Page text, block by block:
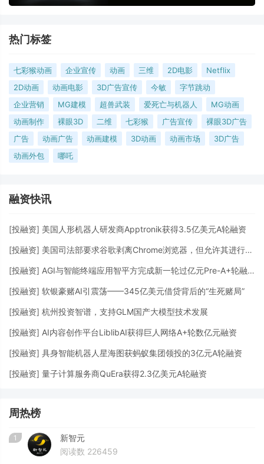
热门标签
七彩猴动画 企业宣传 动画 三维 2D电影
Netflix
2D动画
动画电影 3D广告宣传 今敏
字节跳动
企业营销
MG建模 超兽武装 爱死亡与机器人
MG动画
动画制作
裸眼3D 二维 七彩猴 广告宣传
裸眼3D广告
广告
动画广告 动画建模 3D动画 动画市场
3D广告
动画外包
哪吒
融资快讯
[投融资] 美国人形机器人研发商Apptronik获得3.5亿美元A轮融资
[投融资] 美国司法部要求谷歌剥离Chrome浏览器，但允许其进行AI投资
[投融资] AGI与智能终端应用智平方完成新一轮过亿元Pre-A+轮融资
[投融资] 软银豪赌AI引震荡——345亿美元借贷背后的“生死赌局”
[投融资] 杭州投资智谱，支持GLM国产大模型技术发展
[投融资] AI内容创作平台LiblibAI获得巨人网络A+轮数亿元融资
[投融资] 具身智能机器人星海图获蚂蚁集团领投的3亿元A轮融资
[投融资] 量子计算服务商QuEra获得2.3亿美元A轮融资
周热榜
1
新智元
阅读数 226459